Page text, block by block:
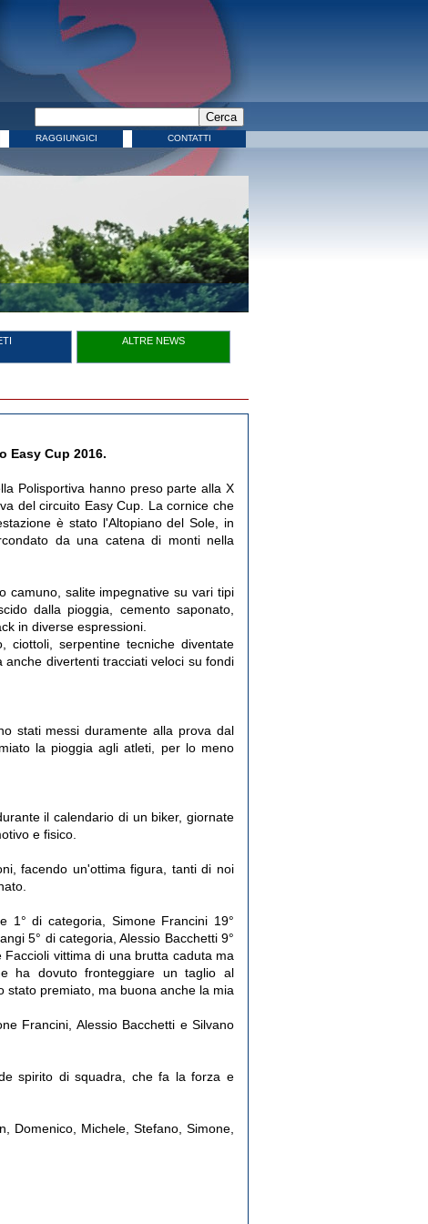
RAGGIUNGICI CONTATTI
ALTRE NEWS
Easy Cup 2016.
Polisportiva hanno preso parte alla X
del circuito Easy Cup. La cornice che
è stato l'Altopiano del Sole, in
da una catena di monti nella
camuno, salite impegnative su vari tipi
dalla pioggia, cemento saponato,
in diverse espressioni.
ciottoli, serpentine tecniche diventate
divertenti tracciati veloci su fondi
stati messi duramente alla prova dal
la pioggia agli atleti, per lo meno
il calendario di un biker, giornate
e fisico.
facendo un'ottima figura, tanti di noi
1° di categoria, Simone Francini 19°
5° di categoria, Alessio Bacchetti 9°
vittima di una brutta caduta ma
ha dovuto fronteggiare un taglio al
premiato, ma buona anche la mia
Francini, Alessio Bacchetti e Silvano
spirito di squadra, che fa la forza e
Domenico, Michele, Stefano, Simone,